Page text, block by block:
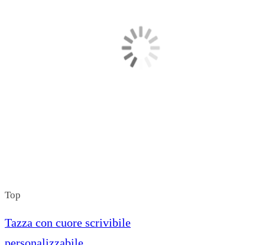
Top
Tazza con cuore scrivibile